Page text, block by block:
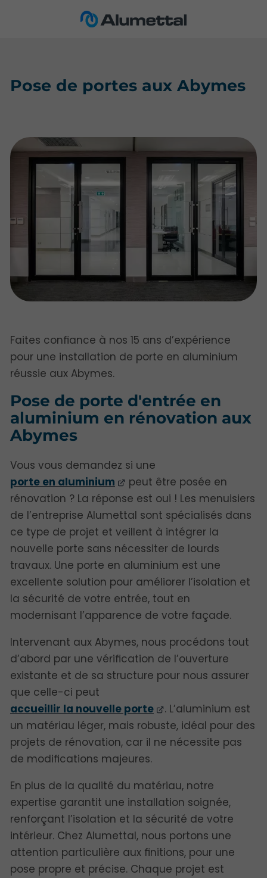
Pose de portes aux Abymes
Faites confiance à nos 15 ans d’expérience
pour une installation de porte en aluminium
réussie aux Abymes.
Pose de porte d'entrée en
aluminium en rénovation aux
Abymes
Vous vous demandez si une
porte en aluminium
peut être posée en
rénovation ? La réponse est oui ! Les menuisiers
de l’entreprise Alumettal sont spécialisés dans
ce type de projet et veillent à intégrer la
nouvelle porte sans nécessiter de lourds
travaux. Une porte en aluminium est une
excellente solution pour améliorer l’isolation et
la sécurité de votre entrée, tout en
modernisant l’apparence de votre façade.
Intervenant aux Abymes, nous procédons tout
d’abord par une vérification de l’ouverture
existante et de sa structure pour nous assurer
que celle-ci peut
accueillir la nouvelle porte
. L’aluminium est
un matériau léger, mais robuste, idéal pour des
projets de rénovation, car il ne nécessite pas
de modifications majeures.
En plus de la qualité du matériau, notre
expertise garantit une installation soignée,
renforçant l’isolation et la sécurité de votre
intérieur. Chez Alumettal, nous portons une
attention particulière aux finitions, pour une
pose propre et précise. Chaque projet est